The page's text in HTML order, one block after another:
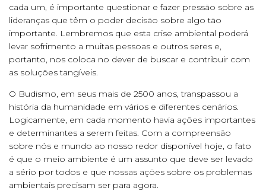
cada um, é importante questionar e fazer pressão sobre as
lideranças que têm o poder decisão sobre algo tão
importante. Lembremos que esta crise ambiental poderá
levar sofrimento a muitas pessoas e outros seres e,
portanto, nos coloca no dever de buscar e contribuir com
as soluções tangíveis.
O Budismo, em seus mais de 2500 anos, transpassou a
história da humanidade em vários e diferentes cenários.
Logicamente, em cada momento havia ações importantes
e determinantes a serem feitas. Com a compreensão
sobre nós e mundo ao nosso redor disponível hoje, o fato
é que o meio ambiente é um assunto que deve ser levado
a sério por todos e que nossas ações sobre os problemas
ambientais precisam ser para agora.